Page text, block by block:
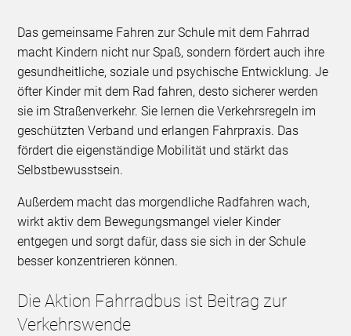
Das gemeinsame Fahren zur Schule mit dem Fahrrad
macht Kindern nicht nur Spaß, sondern fördert auch ihre
gesundheitliche, soziale und psychische Entwicklung. Je
öfter Kinder mit dem Rad fahren, desto sicherer werden
sie im Straßenverkehr. Sie lernen die Verkehrsregeln im
geschützten Verband und erlangen Fahrpraxis. Das
fördert die eigenständige Mobilität und stärkt das
Selbstbewusstsein.
Außerdem macht das morgendliche Radfahren wach,
wirkt aktiv dem Bewegungsmangel vieler Kinder
entgegen und sorgt dafür, dass sie sich in der Schule
besser konzentrieren können.
Die Aktion Fahrradbus ist Beitrag zur
Verkehrswende